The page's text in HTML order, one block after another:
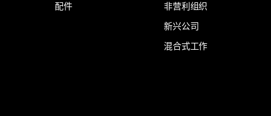
配件
非营利组织
新兴公司
混合式工作